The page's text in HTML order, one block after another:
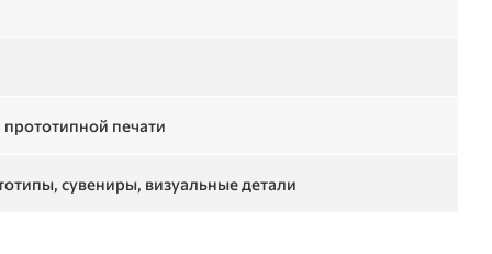
печати
сувениры, визуальные детали